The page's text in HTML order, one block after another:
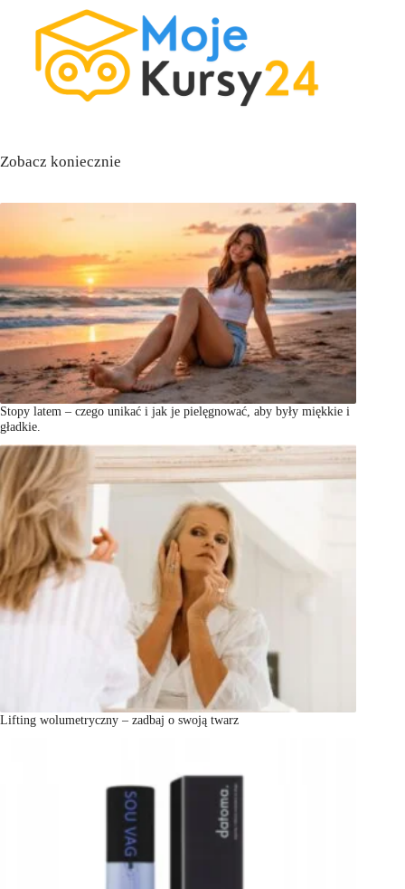
Zobacz koniecznie
Stopy latem – czego unikać i jak je pielęgnować, aby były miękkie i
gładkie.
Lifting wolumetryczny – zadbaj o swoją twarz